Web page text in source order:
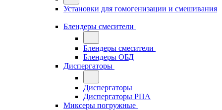
Установки для гомогенизации и смешивания
Блендеры смесители
Блендеры смесители
Блендеры ОБД
Диспергаторы
Диспергаторы
Диспергаторы РПА
Миксеры погружные